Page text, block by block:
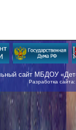
сайт МБДОУ
Разработка